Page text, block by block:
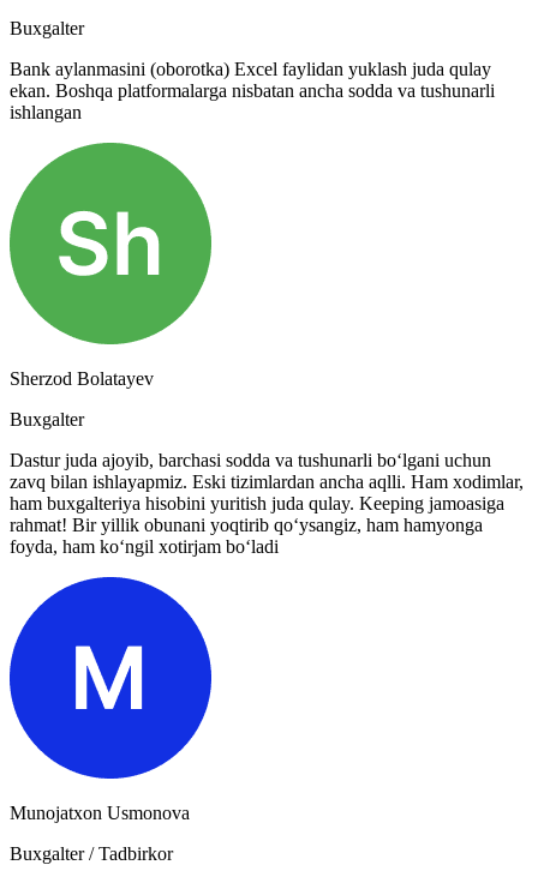
Buxgalter
Bank aylanmasini (oborotka) Excel faylidan yuklash juda qulay
ekan. Boshqa platformalarga nisbatan ancha sodda va tushunarli
ishlangan
Sherzod Bolatayev
Buxgalter
Dastur juda ajoyib, barchasi sodda va tushunarli bo‘lgani uchun
zavq bilan ishlayapmiz. Eski tizimlardan ancha aqlli. Ham xodimlar,
ham buxgalteriya hisobini yuritish juda qulay. Keeping jamoasiga
rahmat! Bir yillik obunani yoqtirib qo‘ysangiz, ham hamyonga
foyda, ham ko‘ngil xotirjam bo‘ladi
Munojatxon Usmonova
Buxgalter / Tadbirkor